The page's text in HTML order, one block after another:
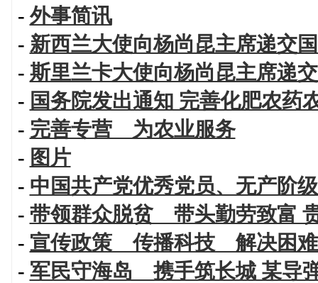
- 外事简讯
- 新西兰大使向杨尚昆主席递交
- 斯里兰卡大使向杨尚昆主席递
- 国务院发出通知 完善化肥农药
- 完善专营 为农业服务
- 图片
- 中国共产党优秀党员、无产阶
- 带领群众脱贫 带头勤劳致富
- 宣传政策 传播科技 解决困难
- 军民守海岛 携手筑长城 某导